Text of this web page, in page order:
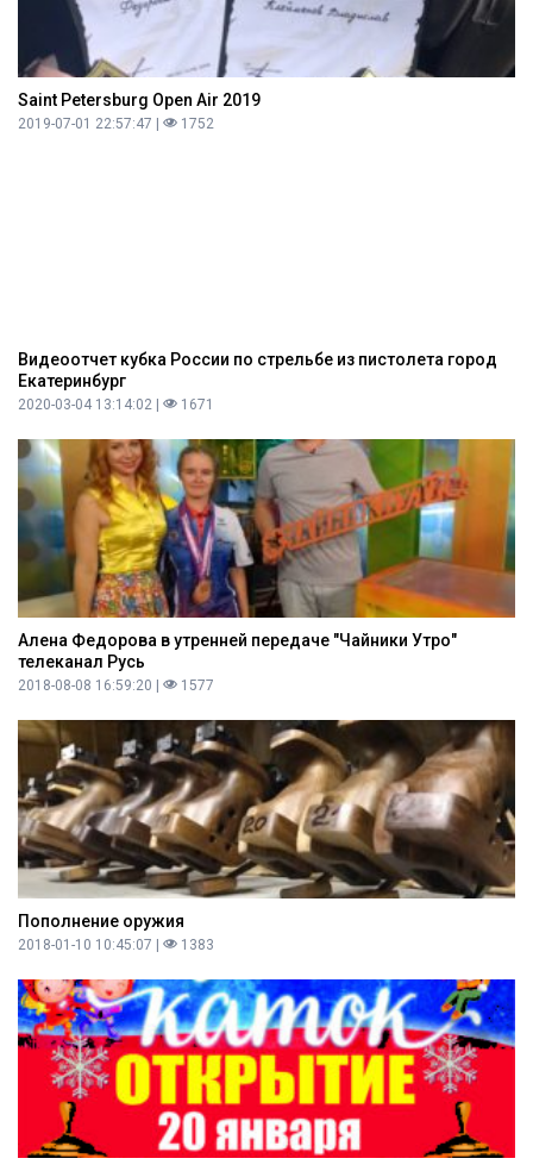
Saint Petersburg Open Air 2019
2019-07-01 22:57:47 | 1752
Видеоотчет кубка России по стрельбе из пистолета город
Екатеринбург
2020-03-04 13:14:02 | 1671
Алена Федорова в утренней передаче "Чайники Утро"
телеканал Русь
2018-08-08 16:59:20 | 1577
Пополнение оружия
2018-01-10 10:45:07 | 1383